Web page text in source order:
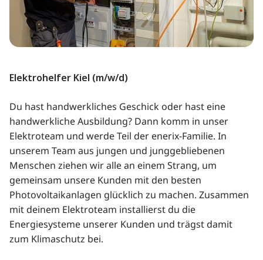
Elektrohelfer Kiel (m/w/d)
Du hast handwerkliches Geschick oder hast eine
handwerkliche Ausbildung? Dann komm in unser
Elektroteam und werde Teil der enerix-Familie. In
unserem Team aus jungen und junggebliebenen
Menschen ziehen wir alle an einem Strang, um
gemeinsam unsere Kunden mit den besten
Photovoltaikanlagen glücklich zu machen. Zusammen
mit deinem Elektroteam installierst du die
Energiesysteme unserer Kunden und trägst damit
zum Klimaschutz bei.